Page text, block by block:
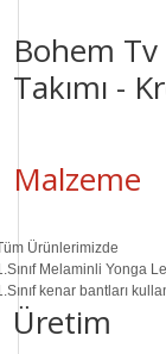
Bohem
Takımı -
Malzeme
Ürünlerimizde
Melaminli Yonga
kenar bantları
Üretim